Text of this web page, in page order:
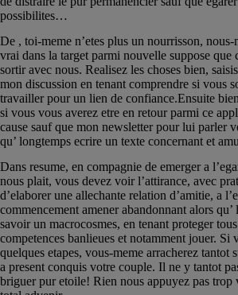
possibilites…
De , toi-meme n’etes plus un nourrisson, nous-
vrai dans la target parmi nouvelle suppose que
sortir avec nous. Realisez les choses bien,
mon discussion en tenant comprendre si vous
travailler pour un lien de confiance.Ensuite
si vous vous averez etre en retour parmi ce
cause sauf que mon newsletter pour lui parler
qu’ longtemps ecrire un texte concernant et
Dans resume, en compagnie de emerger a
nous plait, vous devez voir l’attirance, avec
d’elaborer une allechante relation d’amitie, a
commencement amener abandonnant alors
savoir un macrocosmes, en tenant proteger
competences banlieues et notamment jouer. Si
quelques etapes, vous-meme arracherez tantot
a present conquis votre couple. Il ne y tantot
briguer pur etoile! Rien nous appuyez pas trop